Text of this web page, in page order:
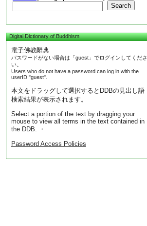
Search
Digital Dictionary of Buddhism
電子佛教辭典
パスワードがない場合は「guest」でログインしてくださ
い。
Users who do not have a password can log in with the
userID "guest".
本文をドラッグして選択するとDDBの見出し語
検索結果が表示されます。
Select a portion of the text by dragging your
mouse to view all terms in the text contained in
the DDB. ・
Password Access Policies